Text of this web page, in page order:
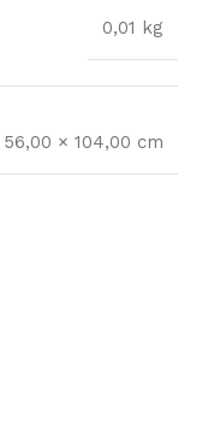
0,01 kg
× 104,00 cm